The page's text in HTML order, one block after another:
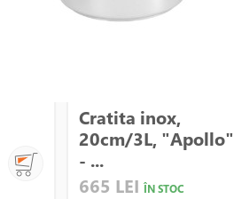
Cratita inox,
20cm/3L, "Apollo"
- ...
665 LEI ÎN STOC